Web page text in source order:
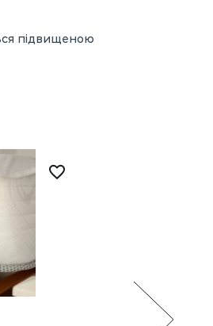
підвищеною
НОВИНКА